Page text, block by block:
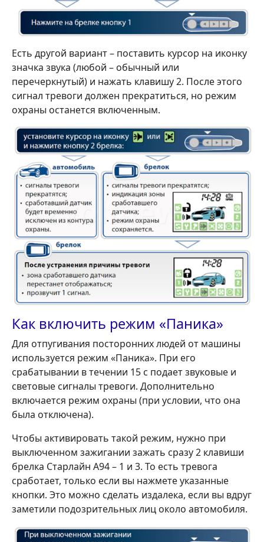
Есть другой вариант – поставить курсор на иконку
значка звука (любой – обычный или
перечеркнутый) и нажать клавишу 2. После этого
сигнал тревоги должен прекратиться, но режим
охраны останется включенным.
Как включить режим «Паника»
Для отпугивания посторонних людей от машины
используется режим «Паника». При его
срабатывании в течении 15 с подает звуковые и
световые сигналы тревоги. Дополнительно
включается режим охраны (при условии, что она
была отключена).
Чтобы активировать такой режим, нужно при
выключенном зажигании зажать сразу 2 клавиши
брелка Старлайн А94 – 1 и 3. То есть тревога
сработает, только если вы нажмете указанные
кнопки. Это можно сделать издалека, если вы вдруг
заметили подозрительных лиц около автомобиля.